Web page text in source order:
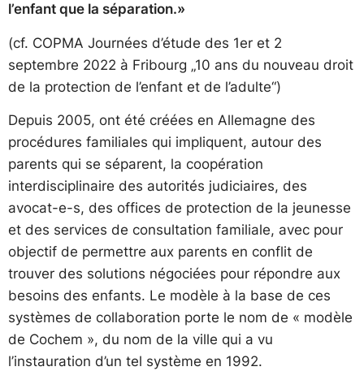
l’enfant que la séparation.»
(cf. COPMA Journées d’étude des 1er et 2
septembre 2022 à Fribourg „10 ans du nouveau droit
de la protection de l’enfant et de l’adulte“)
Depuis 2005, ont été créées en Allemagne des
procédures familiales qui impliquent, autour des
parents qui se séparent, la coopération
interdisciplinaire des autorités judiciaires, des
avocat-e-s, des offices de protection de la jeunesse
et des services de consultation familiale, avec pour
objectif de permettre aux parents en conflit de
trouver des solutions négociées pour répondre aux
besoins des enfants. Le modèle à la base de ces
systèmes de collaboration porte le nom de « modèle
de Cochem », du nom de la ville qui a vu
l’instauration d’un tel système en 1992.